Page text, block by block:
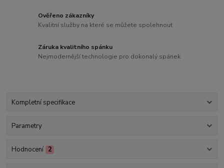
Ověřeno zákazníky
Kvalitní služby na které se můžete spolehnout
Záruka kvalitního spánku
Nejmodernější technologie pro dokonalý spánek
Kompletní specifikace
Parametry
Hodnocení 2